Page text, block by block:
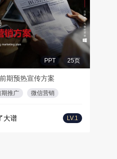
PPT 25页
期预热宣传方案
期推广 微信营销
大谱 LV.1